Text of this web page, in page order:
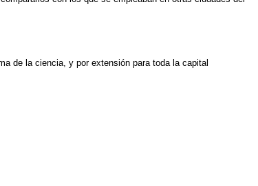
de la ciencia, y por extensión para toda la capital